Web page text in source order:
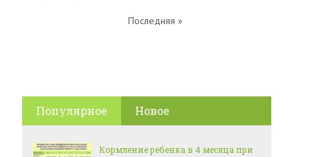
Последняя »
Популярное Новое
Кормление ребенка в 4 месяца при